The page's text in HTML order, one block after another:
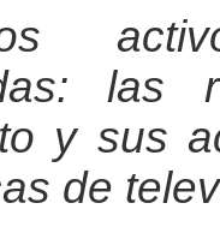
las
y sus
de